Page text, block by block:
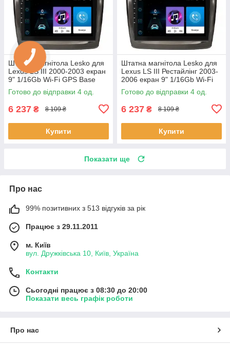
Штатна магнітола Lesko для
Lexus LS III 2000-2003 екран
9" 1/16Gb Wi-Fi GPS Base
Лексус 4 шт.
Готово до відправки 4 од.
6 237 ₴ 8 109 ₴
Купити
Штатна магнітола Lesko для
Lexus LS III Рестайлінг 2003-
2006 екран 9" 1/16Gb Wi-Fi
GPS Base 4 шт.
Готово до відправки 4 од.
6 237 ₴ 8 109 ₴
Купити
Показати ще
Про нас
99% позитивних з 513 відгуків за рік
Працює з 29.11.2011
м. Київ
вул. Дружківська 10, Київ, Україна
Контакти
Сьогодні працює з 08:30 до 20:00
Показати весь графік роботи
Про нас